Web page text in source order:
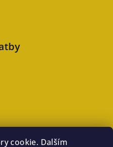
cookie. Dalším